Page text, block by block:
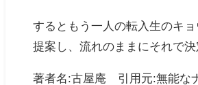
するともう一人の転入生のキ
提案し、流れのままにそれで決
著者名:古屋庵 引用元:無能な